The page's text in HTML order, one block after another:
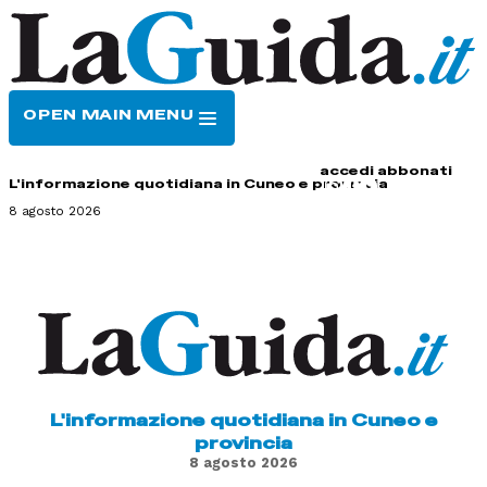
OPEN MAIN MENU
accedi abbonati
L'informazione quotidiana in Cuneo e provincia
8 agosto 2026
L'informazione quotidiana in Cuneo e
provincia
8 agosto 2026